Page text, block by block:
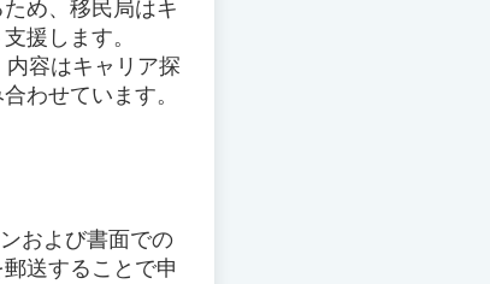
め、移民局はキ
援します。
容はキャリア探
わせています。
および書面での
送することで申